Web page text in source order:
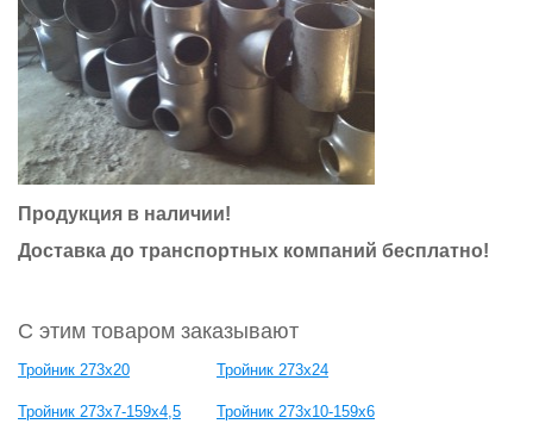
Продукция в наличии!
Доставка до транспортных компаний бесплатно!
С этим товаром заказывают
Тройник 273х20 Тройник 273х24
Тройник 273х7-159х4,5 Тройник 273х10-159х6